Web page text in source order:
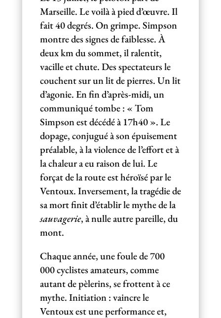
Marseille. Le voilà à pied d’œuvre. Il
fait 40 degrés. On grimpe. Simpson
montre des signes de faiblesse. À
deux km du sommet, il ralentit,
vacille et chute. Des spectateurs le
couchent sur un lit de pierres. Un lit
d’agonie. En fin d’après-midi, un
communiqué tombe : « Tom
Simpson est décédé à 17h40 ». Le
dopage, conjugué à son épuisement
préalable, à la violence de l’effort et à
la chaleur a eu raison de lui. Le
forçat de la route est héroïsé par le
Ventoux. Inversement, la tragédie de
sa mort finit d’établir le mythe de la
sauvagerie, à nulle autre pareille, du
mont.
Chaque année, une foule de 700
000 cyclistes amateurs, comme
autant de pèlerins, se frottent à ce
mythe. Initiation : vaincre le
Ventoux est une performance et,